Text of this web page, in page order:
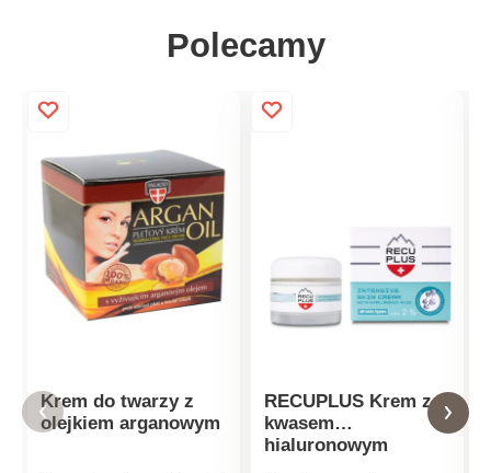
Polecamy
Krem do twarzy z
olejkiem arganowym
RECUPLUS Krem z
kwasem
hialuronowym